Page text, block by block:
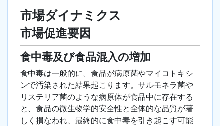
市場ダイナミクス
市場促進要因
食中毒及び食品混入の増加
食中毒は一般的に、食品が病原菌やマイコトキシ
ンで汚染された結果起こります。サルモネラ菌や
リステリア菌のような病原体が食品中に存在する
と、食品の微生物学的安全性と全体的な品質が著
しく損なわれ、最終的に食中毒を引き起こす可能